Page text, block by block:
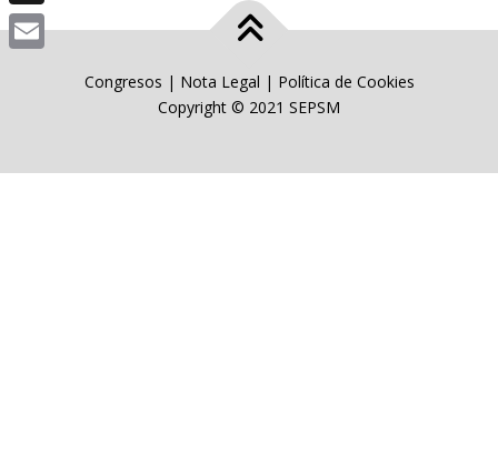
Congresos | Nota Legal | Política de Cookies
Copyright © 2021 SEPSM
X